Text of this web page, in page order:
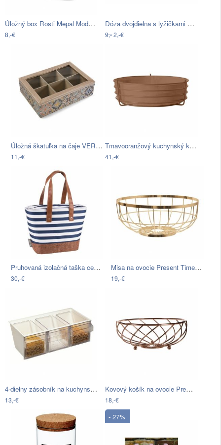
Úložný box Rosti Mepal Modula, 1 l
8,-€
Dóza dvojdielna s lyžičkami BICYKEL
9,-2,-€
Úložná škatuľka na čaje VERSA Alfama,…
11,-€
Tmavooranžový kuchynský košík na pečivo…
41,-€
Pruhovaná izolačná taška cez rameno…
30,-€
Misa na ovocie Present Time Open Grid…
19,-€
4-dielny zásobník na kuchynské násypky…
13,-€
Kovový košík na ovocie Premier…
18,-€
- 27%